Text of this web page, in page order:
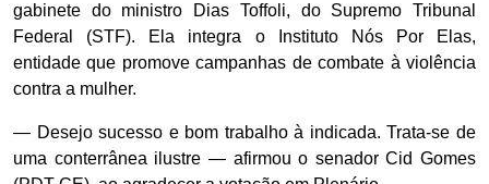
gabinete do ministro Dias Toffoli, do Supremo Tribunal
Federal (STF). Ela integra o Instituto Nós Por Elas,
entidade que promove campanhas de combate à violência
contra a mulher.
— Desejo sucesso e bom trabalho à indicada. Trata-se de
uma conterrânea ilustre — afirmou o senador Cid Gomes